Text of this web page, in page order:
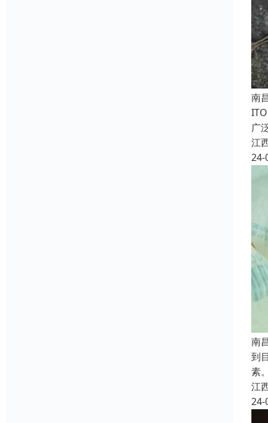
南
广
江
24-
南
到
素
江
24-